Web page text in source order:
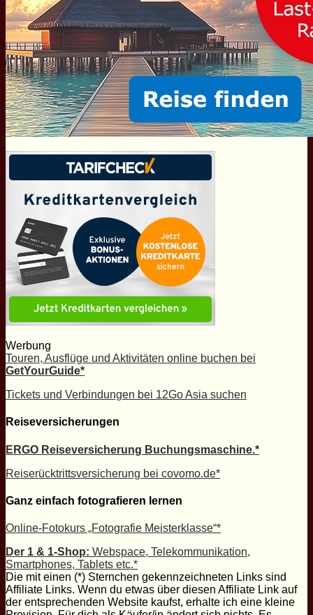
Werbung
Touren, Ausflüge und Aktivitäten online buchen bei
GetYourGuide*
Tickets und Verbindungen bei 12Go Asia suchen
Reiseversicherungen
ERGO Reiseversicherung Buchungsmaschine.*
Reiserücktrittsversicherung bei covomo.de*
Ganz einfach fotografieren lernen
Online-Fotokurs „Fotografie Meisterklasse“*
Der 1 & 1-Shop: Webspace, Telekommunikation,
Smartphones, Tablets etc.*
Die mit einen (*) Sternchen gekennzeichneten Links sind
Affiliate Links. Wenn du etwas über diesen Affiliate Link auf
der entsprechenden Website kaufst, erhalte ich eine kleine